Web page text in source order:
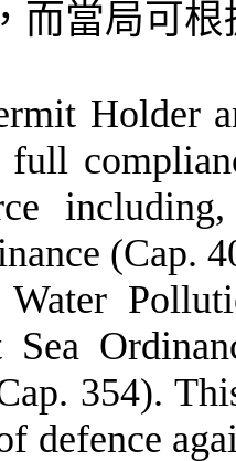
而當局可根
Holder
full
(Cap.
Water
354).
defence